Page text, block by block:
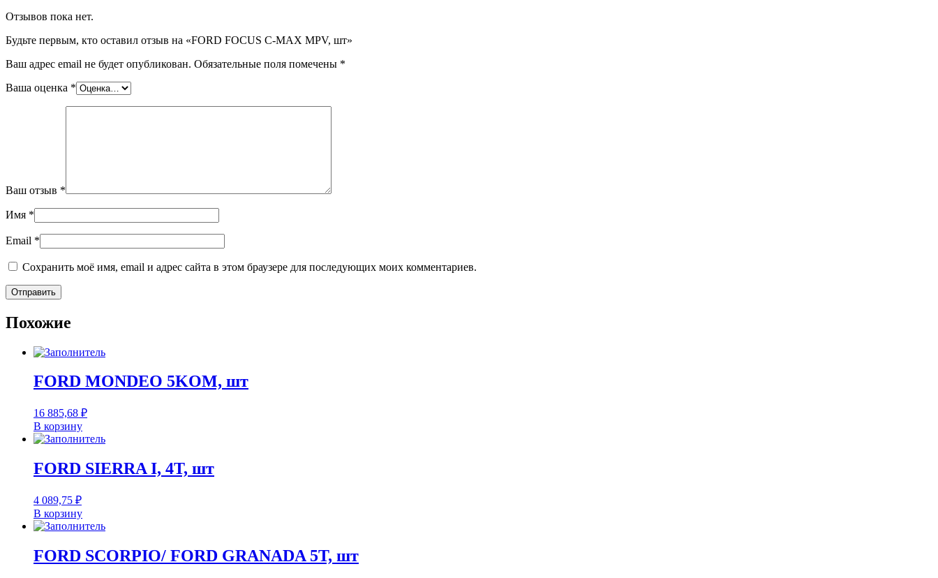
шт
Отзывов пока нет.
Будьте первым, кто оставил отзыв на «FORD FOCUS C-MAX MPV, шт»
Ваш адрес email не будет опубликован. Обязательные поля помечены *
Ваша оценка *
Ваш отзыв *
Имя *
Email *
Сохранить моё имя, email и адрес сайта в этом браузере для последующих моих комментариев.
Похожие
FORD MONDEO 5KOM, шт
16 885,68 ₽
В корзину
FORD SIERRA I, 4T, шт
4 089,75 ₽
В корзину
FORD SCORPIO/ FORD GRANADA 5T, шт